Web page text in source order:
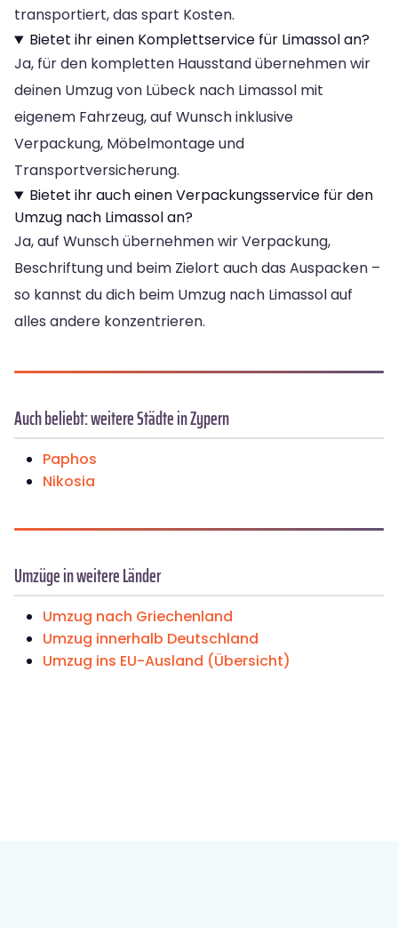
transportiert, das spart Kosten.
Bietet ihr einen Komplettservice für Limassol an?
Ja, für den kompletten Hausstand übernehmen wir
deinen Umzug von Lübeck nach Limassol mit
eigenem Fahrzeug, auf Wunsch inklusive
Verpackung, Möbelmontage und
Transportversicherung.
Bietet ihr auch einen Verpackungsservice für den
Umzug nach Limassol an?
Ja, auf Wunsch übernehmen wir Verpackung,
Beschriftung und beim Zielort auch das Auspacken –
so kannst du dich beim Umzug nach Limassol auf
alles andere konzentrieren.
Auch beliebt: weitere Städte in Zypern
Paphos
Nikosia
Umzüge in weitere Länder
Umzug nach Griechenland
Umzug innerhalb Deutschland
Umzug ins EU-Ausland (Übersicht)